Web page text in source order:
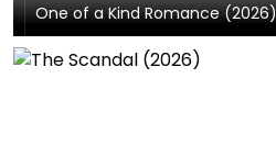
One of a Kind Romance (2026)